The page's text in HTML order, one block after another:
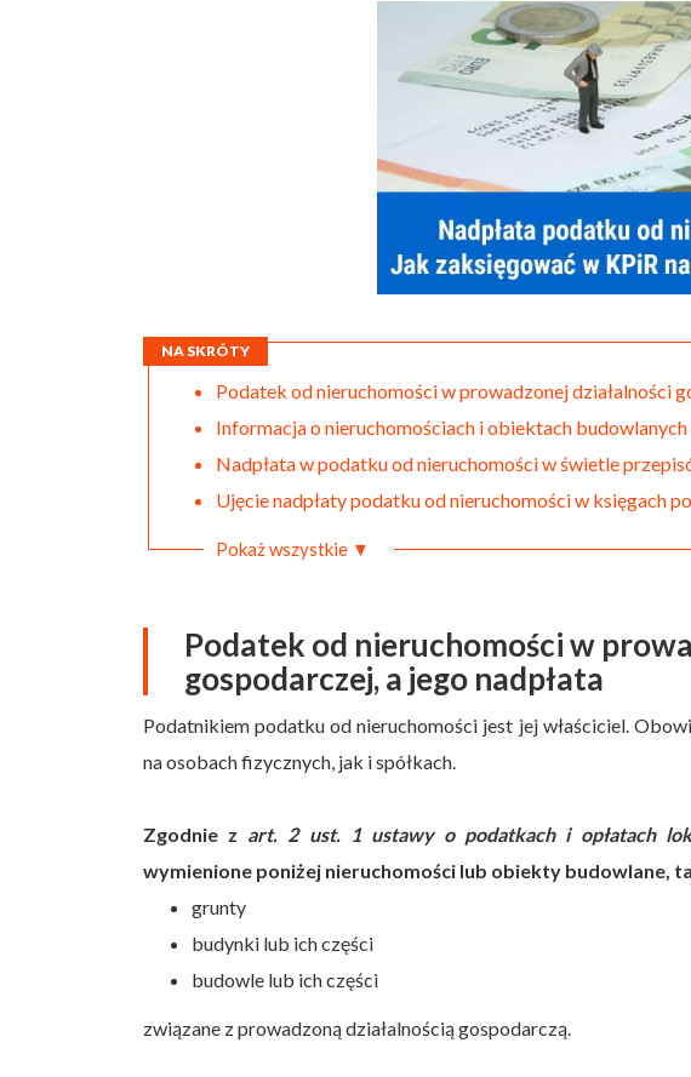
NA SKRÓTY
Podatek od nieruchomości w prowadzonej działalności
Informacja o nieruchomościach i obiektach
Nadpłata w podatku od nieruchomości w świetle
Ujęcie nadpłaty podatku od nieruchomości w księgach
Pokaż wszystkie ▼
Podatek od nieruchomości w
gospodarczej, a jego nadpłata
Podatnikiem podatku od nieruchomości jest jej właściciel.
na osobach fizycznych, jak i spółkach.
Zgodnie z art. 2 ust. 1 ustawy o podatkach i opłatach
wymienione poniżej nieruchomości lub obiekty budowlane,
grunty
budynki lub ich części
budowle lub ich części
związane z prowadzoną działalnością gospodarczą.